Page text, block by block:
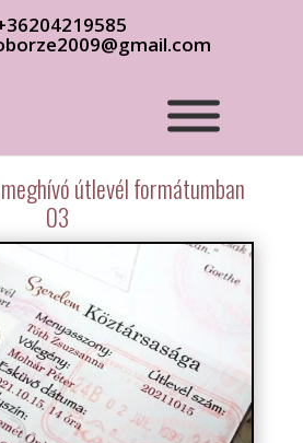
útlevél formátumban
03